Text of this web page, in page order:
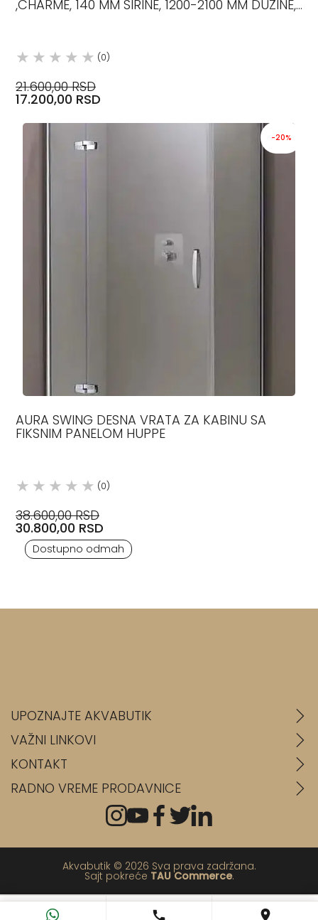
,CHARME, 140 MM ŠIRINE, 1200-2100 MM DUŽINE,
(0)
21.600,00 RSD
17.200,00 RSD
-20%
AURA SWING DESNA VRATA ZA KABINU SA
FIKSNIM PANELOM HUPPE
(0)
38.600,00 RSD
30.800,00 RSD
Dostupno odmah
UPOZNAJTE AKVABUTIK
VAŽNI LINKOVI
KONTAKT
RADNO VREME PRODAVNICE
Akvabutik © 2026 Sva prava zadržana.
Sajt pokreće TAU Commerce.
💬 📞 📍